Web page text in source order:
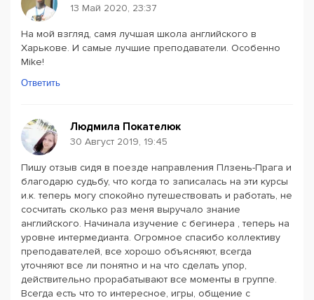
13 Май 2020, 23:37
На мой взгляд, самя лучшая школа английского в
Харькове. И самые лучшие преподаватели. Особенно
Mike!
Ответить
Людмила Покателюк
30 Август 2019, 19:45
Пишу отзыв сидя в поезде направления Плзень-Прага и
благодарю судьбу, что когда то записалась на эти курсы
и.к. теперь могу спокойно путешествовать и работать, не
сосчитать сколько раз меня выручало знание
английского. Начинала изучение с бегинера , теперь на
уровне интермедианта. Огромное спасибо коллективу
преподавателей, все хорошо объясняют, всегда
уточняют все ли понятно и на что сделать упор,
действительно прорабатывают все моменты в группе.
Всегда есть что то интересное, игры, общение с